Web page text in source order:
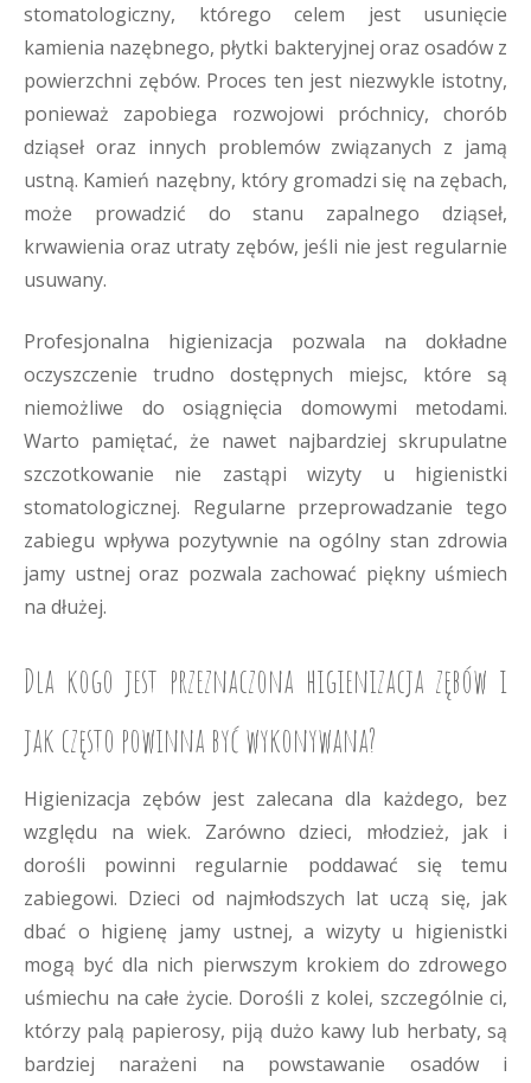
stomatologiczny, którego celem jest usunięcie
kamienia nazębnego, płytki bakteryjnej oraz osadów z
powierzchni zębów. Proces ten jest niezwykle istotny,
ponieważ zapobiega rozwojowi próchnicy, chorób
dziąseł oraz innych problemów związanych z jamą
ustną. Kamień nazębny, który gromadzi się na zębach,
może prowadzić do stanu zapalnego dziąseł,
krwawienia oraz utraty zębów, jeśli nie jest regularnie
usuwany.
Profesjonalna higienizacja pozwala na dokładne
oczyszczenie trudno dostępnych miejsc, które są
niemożliwe do osiągnięcia domowymi metodami.
Warto pamiętać, że nawet najbardziej skrupulatne
szczotkowanie nie zastąpi wizyty u higienistki
stomatologicznej. Regularne przeprowadzanie tego
zabiegu wpływa pozytywnie na ogólny stan zdrowia
jamy ustnej oraz pozwala zachować piękny uśmiech
na dłużej.
Dla kogo jest przeznaczona higienizacja zębów i
jak często powinna być wykonywana?
Higienizacja zębów jest zalecana dla każdego, bez
względu na wiek. Zarówno dzieci, młodzież, jak i
dorośli powinni regularnie poddawać się temu
zabiegowi. Dzieci od najmłodszych lat uczą się, jak
dbać o higienę jamy ustnej, a wizyty u higienistki
mogą być dla nich pierwszym krokiem do zdrowego
uśmiechu na całe życie. Dorośli z kolei, szczególnie ci,
którzy palą papierosy, piją dużo kawy lub herbaty, są
bardziej narażeni na powstawanie osadów i